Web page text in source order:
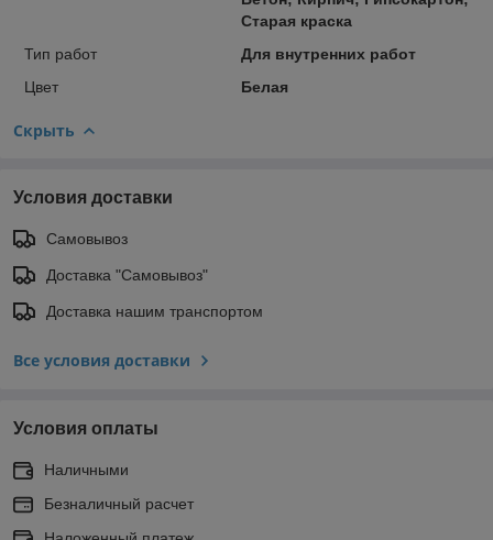
Старая краска
Тип работ
Для внутренних работ
Цвет
Белая
Скрыть
Условия доставки
Самовывоз
Доставка "Самовывоз"
Доставка нашим транспортом
Все условия доставки
Условия оплаты
Наличными
Безналичный расчет